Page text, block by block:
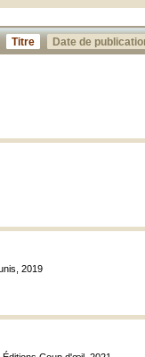
Titre Date de
2019